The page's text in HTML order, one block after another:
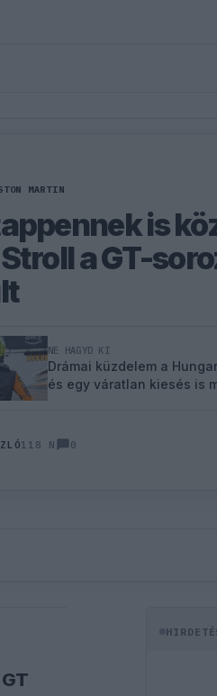
MARTIN
is
a GT-
NE HAGYD KI
Drámai küzdelem a
és egy váratlan kiesés is
118 N 0